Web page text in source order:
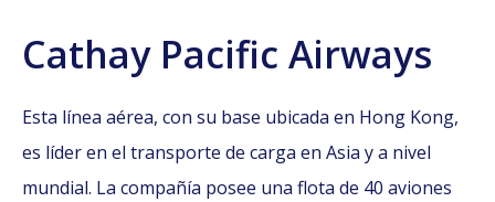
Cathay Pacific Airways
Esta línea aérea, con su base ubicada en Hong Kong,
es líder en el transporte de carga en Asia y a nivel
mundial. La compañía posee una flota de 40 aviones